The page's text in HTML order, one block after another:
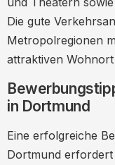
Die gute
Metropolregionen
attraktiven
in Dortmund
Eine erfolgreiche
Dortmund erfordert